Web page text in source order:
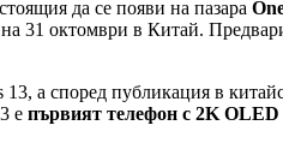
да се появи на пазара
31 октомври в Китай.
а според публикация в
е първият телефон с 2K